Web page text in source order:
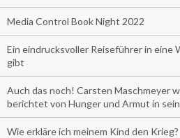
Media Control Book Night 2022
Ein eindrucksvoller Reiseführer in eine
gibt
Auch das noch! Carsten Maschmeyer
berichtet von Hunger und Armut in
Wie erkläre ich meinem Kind den Krieg?